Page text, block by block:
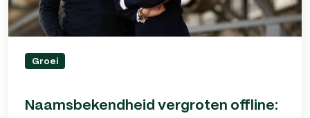
Groei
Naamsbekendheid vergroten offline: